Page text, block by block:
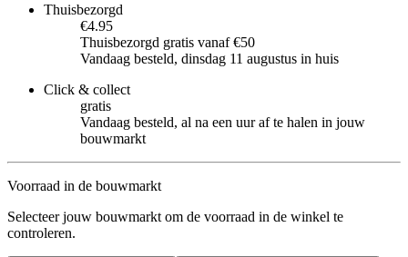
Thuisbezorgd
€4.95
Thuisbezorgd gratis vanaf €50
Vandaag besteld, dinsdag 11 augustus in huis
Click & collect
gratis
Vandaag besteld, al na een uur af te halen in jouw
bouwmarkt
Voorraad in de bouwmarkt
Selecteer jouw bouwmarkt om de voorraad in de winkel te
controleren.